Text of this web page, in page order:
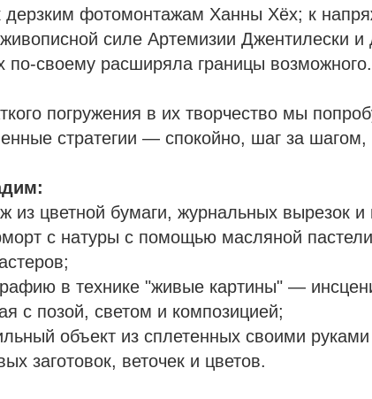
дерзким фотомонтажам Ханны Хёх; к
силе Артемизии Джентилески и
по-своему расширяла границы возможного.
погружения в их творчество мы
стратегии — спокойно, шаг за шагом,
из цветной бумаги, журнальных вырезок и
с натуры с помощью масляной
в технике "живые картины" —
с позой, светом и композицией;
объект из сплетенных своими
заготовок, веточек и цветов.